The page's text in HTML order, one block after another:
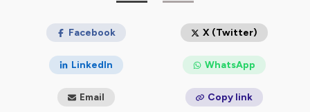
Facebook X (Twitter)
LinkedIn WhatsApp
Email Copy link